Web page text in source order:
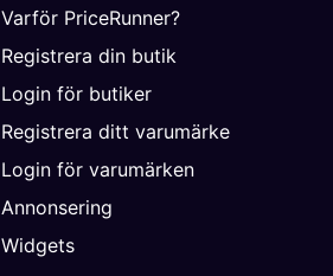
Varför PriceRunner?
Registrera din butik
Login för butiker
Registrera ditt varumärke
Login för varumärken
Annonsering
Widgets